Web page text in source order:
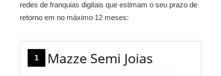
redes de franquias digitais que estimam o seu prazo de
retorno em no máximo 12 meses:
1 Mazze Semi Joias